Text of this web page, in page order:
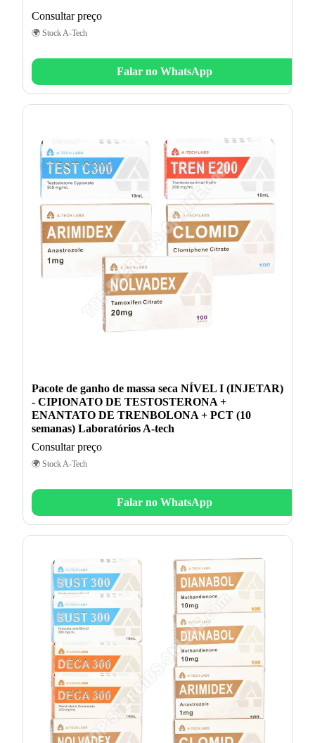
Consultar preço
🌍 Stock A-Tech
Falar no WhatsApp
Pacote de ganho de massa seca NÍVEL I (INJETAR)
- CIPIONATO DE TESTOSTERONA +
ENANTATO DE TRENBOLONA + PCT (10
semanas) Laboratórios A-tech
Consultar preço
🌍 Stock A-Tech
Falar no WhatsApp